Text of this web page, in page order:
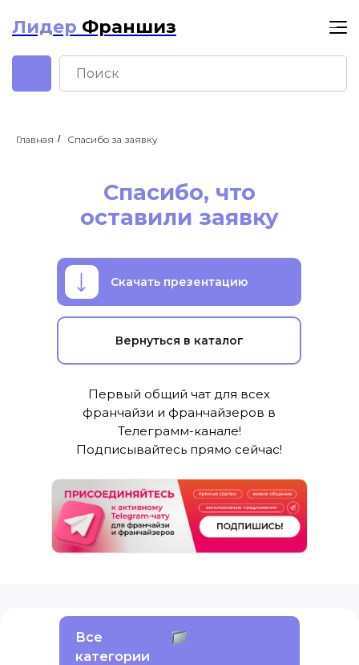
Лидер Франшиз
Главная / Спасибо за заявку
Спасибо, что
оставили заявку
Первый общий чат для всех
франчайзи и франчайзеров в
Телеграмм-канале!
Подписывайтесь прямо сейчас!
Вернуться в каталог
Скачать презентацию
Все
категории